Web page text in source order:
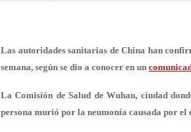
Las autoridades sanitarias de China han
semana, según se dio a conocer en un
La Comisión de Salud de Wuhan, ciudad
persona murió por la neumonía causada por el